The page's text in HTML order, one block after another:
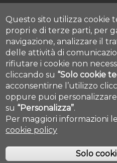
Assicurazione della
Nucleo di
Parla
Cookie
Questo sito utilizza cookie
propri e di terze parti, per
navigazione, analizzare il
delle attività di
rifiutare i cookie non
cliccando su “Solo cookie
acconsentirne l’utilizzo
oppure puoi
su “Personalizza”.
Per maggiori informazioni
cookie policy
Solo